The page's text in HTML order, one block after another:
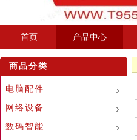
首页 产品中心
商品分类
电脑配件
网络设备
数码智能